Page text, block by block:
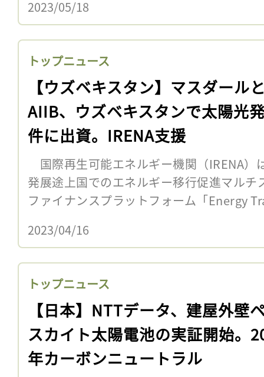
2023/05/18
トップニュース
【ウズベキスタン】マスダール
AIIB、ウズベキスタンで太陽光
件に出資。IRENA支援
国際再生可能エネルギー機関（IRENA）
発展途上国でのエネルギー移行促進マル
ファイナンスプラットフォーム「Energy
2023/04/16
トップニュース
【日本】NTTデータ、建屋外壁
スカイト太陽電池の実証開始。
年カーボンニュートラル